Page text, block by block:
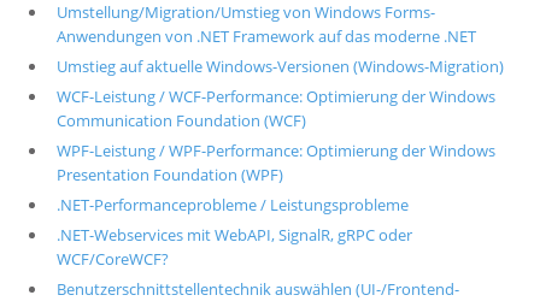
Suche
Umstellung/Migration/Umstieg von Windows Forms-
Anwendungen von .NET Framework auf das moderne .NET
Umstieg auf aktuelle Windows-Versionen (Windows-Migration)
WCF-Leistung / WCF-Performance: Optimierung der Windows
Communication Foundation (WCF)
WPF-Leistung / WPF-Performance: Optimierung der Windows
Presentation Foundation (WPF)
.NET-Performanceprobleme / Leistungsprobleme
.NET-Webservices mit WebAPI, SignalR, gRPC oder
WCF/CoreWCF?
Benutzerschnittstellentechnik auswählen (UI-/Frontend-